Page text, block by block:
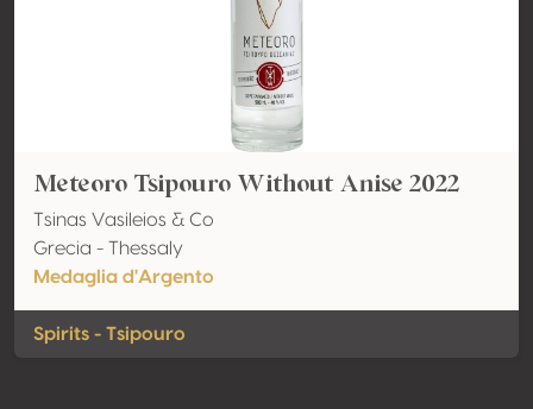
Meteoro Tsipouro Without Anise 2022
Tsinas Vasileios & Co
Grecia - Thessaly
Medaglia d'Argento
Spirits - Tsipouro